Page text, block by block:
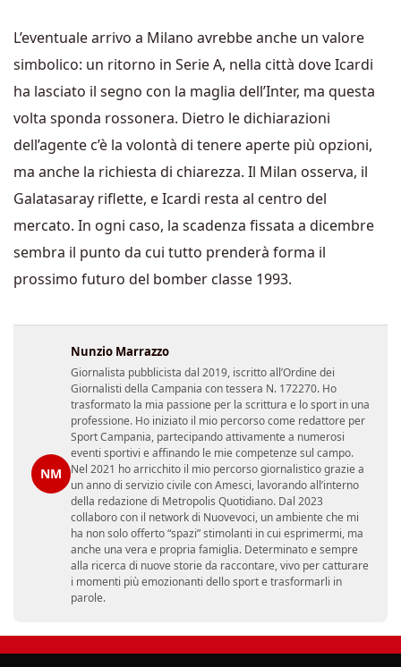
L’eventuale arrivo a Milano avrebbe anche un valore
simbolico: un ritorno in Serie A, nella città dove Icardi
ha lasciato il segno con la maglia dell’Inter, ma questa
volta sponda rossonera. Dietro le dichiarazioni
dell’agente c’è la volontà di tenere aperte più opzioni,
ma anche la richiesta di chiarezza. Il Milan osserva, il
Galatasaray riflette, e Icardi resta al centro del
mercato. In ogni caso, la scadenza fissata a dicembre
sembra il punto da cui tutto prenderà forma il
prossimo futuro del bomber classe 1993.
NM
Nunzio Marrazzo
Giornalista pubblicista dal 2019, iscritto all’Ordine dei
Giornalisti della Campania con tessera N. 172270. Ho
trasformato la mia passione per la scrittura e lo sport in una
professione. Ho iniziato il mio percorso come redattore per
Sport Campania, partecipando attivamente a numerosi
eventi sportivi e affinando le mie competenze sul campo.
Nel 2021 ho arricchito il mio percorso giornalistico grazie a
un anno di servizio civile con Amesci, lavorando all’interno
della redazione di Metropolis Quotidiano. Dal 2023
collaboro con il network di Nuovevoci, un ambiente che mi
ha non solo offerto “spazi” stimolanti in cui esprimermi, ma
anche una vera e propria famiglia. Determinato e sempre
alla ricerca di nuove storie da raccontare, vivo per catturare
i momenti più emozionanti dello sport e trasformarli in
parole.